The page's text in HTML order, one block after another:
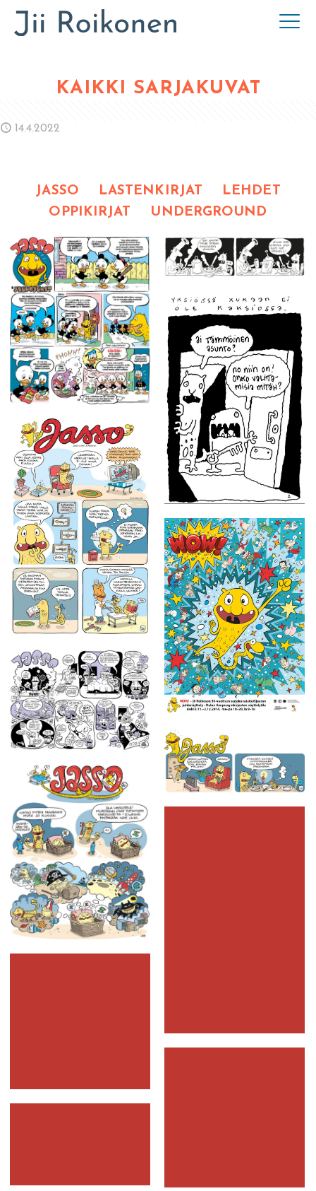
KAIKKI SARJAKUVAT
14.4.2022
JASSO LASTENKIRJAT
LEHDET
OPPIKIRJAT
UNDERGROUND